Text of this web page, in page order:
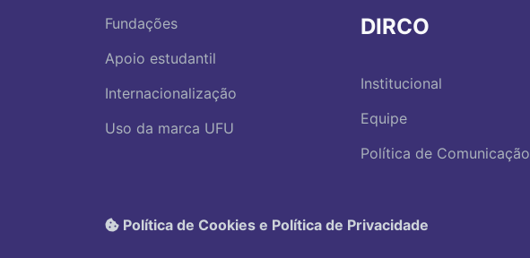
Fundações
Apoio estudantil
Internacionalização
Uso da marca UFU
DIRCO
Institucional
Equipe
Política de Comunicação
Política de Cookies e Política de Privacidade